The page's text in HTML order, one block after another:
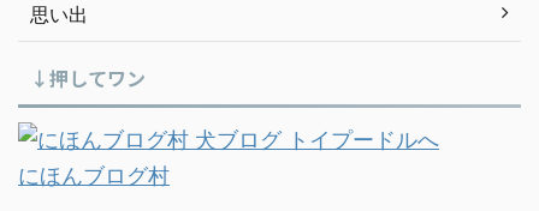
思い出
↓押してワン
にほんブログ村